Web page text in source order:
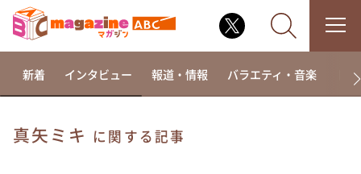
新着 インタビュー 報道・情報 バラエティ・音楽 ド
真矢ミキ に関する記事